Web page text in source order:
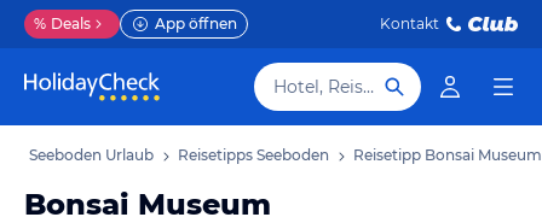
% Deals App öffnen Kontakt
Hotel, Reiseziel
Seeboden Urlaub Reisetipps Seeboden Reisetipp Bonsai Museum
Bonsai Museum